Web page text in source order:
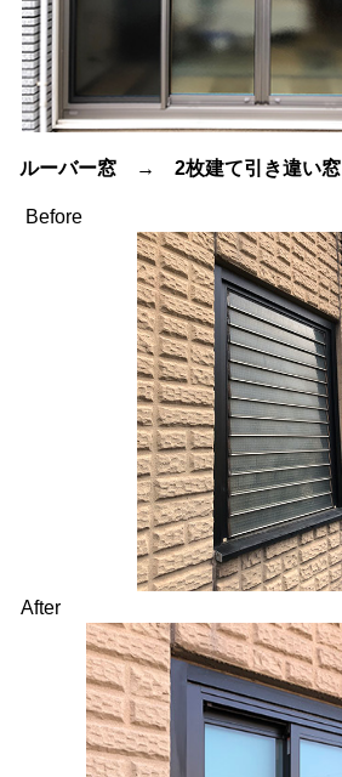
ルーバー窓 → 2枚建て引き違い窓
Before
After